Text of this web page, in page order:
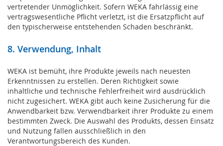
vertretender Unmöglichkeit. Sofern WEKA fahrlässig eine
vertragswesentliche Pflicht verletzt, ist die Ersatzpflicht auf
den typischerweise entstehenden Schaden beschränkt.
8. Verwendung, Inhalt
WEKA ist bemüht, ihre Produkte jeweils nach neuesten
Erkenntnissen zu erstellen. Deren Richtigkeit sowie
inhaltliche und technische Fehlerfreiheit wird ausdrücklich
nicht zugesichert. WEKA gibt auch keine Zusicherung für die
Anwendbarkeit bzw. Verwendbarkeit ihrer Produkte zu einem
bestimmten Zweck. Die Auswahl des Produkts, dessen Einsatz
und Nutzung fallen ausschließlich in den
Verantwortungsbereich des Kunden.